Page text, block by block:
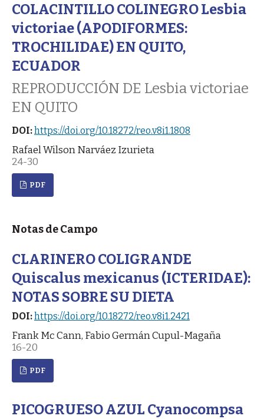
COLACINTILLO COLINEGRO Lesbia
victoriae (APODIFORMES:
TROCHILIDAE) EN QUITO,
ECUADOR
REPRODUCCIÓN DE Lesbia victoriae
EN QUITO
DOI:https://doi.org/10.18272/reo.v8i1.1808
Rafael Wilson Narváez Izurieta
24-30
PDF
Notas de Campo
CLARINERO COLIGRANDE
Quiscalus mexicanus (ICTERIDAE):
NOTAS SOBRE SU DIETA
DOI:https://doi.org/10.18272/reo.v8i1.2421
Frank Mc Cann, Fabio Germán Cupul-Magaña
16-20
PDF
PICOGRUESO AZUL Cyanocompsa